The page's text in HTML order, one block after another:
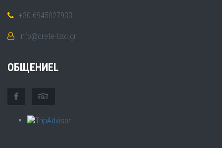
+30 6945027933
info@crete-taxi.gr
ОБЩЕНИЕL